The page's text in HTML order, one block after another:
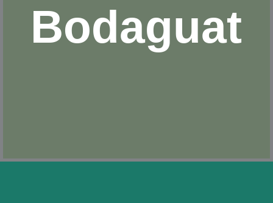
Bodaguat